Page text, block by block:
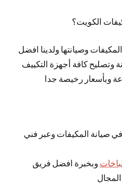
الكويت؟
وصيانتها ولدينا افضل
كافة أجهزة التكييف
صيانة المكيفات وعبر فني
وبخبرة افضل فريق